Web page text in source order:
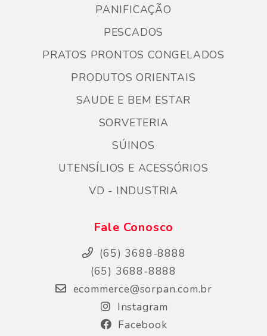
PANIFICAÇÃO
PESCADOS
PRATOS PRONTOS CONGELADOS
PRODUTOS ORIENTAIS
SAUDE E BEM ESTAR
SORVETERIA
SÚINOS
UTENSÍLIOS E ACESSÓRIOS
VD - INDUSTRIA
Fale Conosco
(65) 3688-8888
(65) 3688-8888
ecommerce@sorpan.com.br
Instagram
Facebook